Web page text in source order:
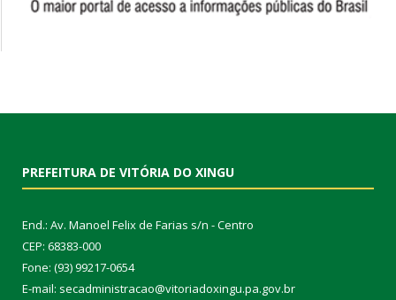
PREFEITURA DE VITÓRIA DO XINGU
End.: Av. Manoel Felix de Farias s/n - Centro
CEP: 68383-000
Fone: (93) 99217-0654
E-mail: secadministracao@vitoriadoxingu.pa.gov.br